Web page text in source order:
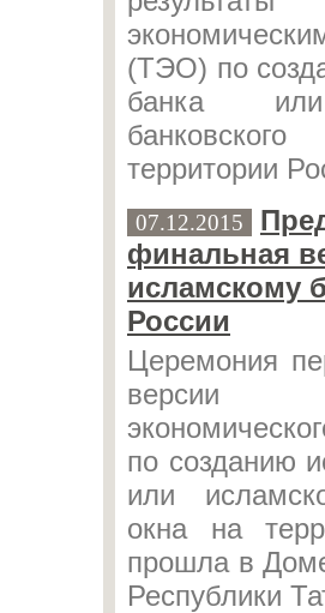
(ТЭО) по
банка или
территории
07.12.2015
финальная
исламскому
России
Церемония
версии
по созданию
или
окна на
прошла в
Республики